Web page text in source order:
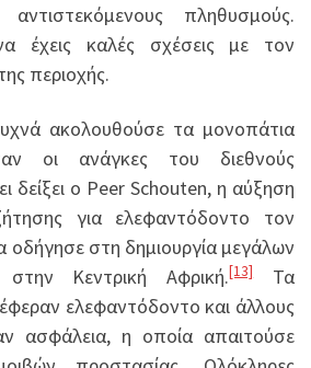
πληθυσμούς.
έχεις καλές σχέσεις με τον
περιοχής.
ακολουθούσε τα μονοπάτια
οι ανάγκες του διεθνούς
δείξει ο Peer Schouten, η αύξηση
για ελεφαντόδοντο τον
οδήγησε στη δημιουργία μεγάλων
Κεντρική Αφρική.[13]Τα
ελεφαντόδοντο και άλλους
ασφάλεια, η οποία απαιτούσε